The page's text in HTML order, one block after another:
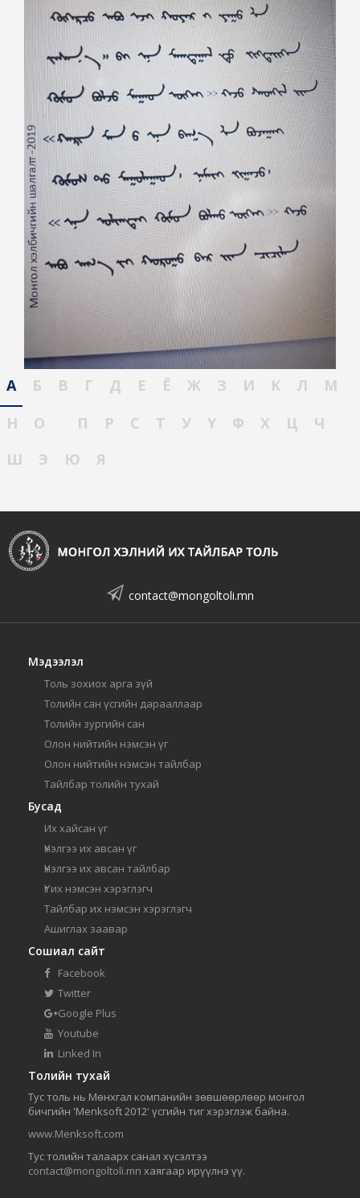
А Б В Г Д Е Ё Ж З И К Л
М
Н
О П Р С Т У Ү Ф Х Ц
Ч
Ш
Э Ю Я
contact@mongoltoli.mn
Мэдээлэл
Толь зохиох арга зүй
Толийн сан үсгийн дарааллаар
Толийн зургийн сан
Олон нийтийн нэмсэн үг
Олон нийтийн нэмсэн тайлбар
Тайлбар толийн тухай
Бусад
Их хайсан үг
Үнэлгээ их авсан үг
Үнэлгээ их авсан тайлбар
Үг их нэмсэн хэрэглэгч
Тайлбар их нэмсэн хэрэглэгч
Ашиглах заавар
Сошиал сайт
Facebook
Twitter
Google Plus
Youtube
Linked In
Толийн тухай
Тус толь нь Мөнхгал компанийн зөвшөөрлөөр монгол
бичгийн 'Menksoft 2012' үсгийн тиг хэрэглэж байна.
www.Menksoft.com
Тус толийн талаарх санал хүсэлтээ
contact@mongoltoli.mn хаягаар ирүүлнэ үү.